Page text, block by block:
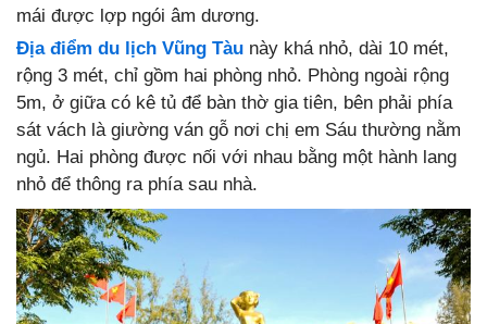
mái được lợp ngói âm dương.
Địa điểm du lịch Vũng Tàu này khá nhỏ, dài 10 mét,
rộng 3 mét, chỉ gồm hai phòng nhỏ. Phòng ngoài rộng
5m, ở giữa có kê tủ để bàn thờ gia tiên, bên phải phía
sát vách là giường ván gỗ nơi chị em Sáu thường nằm
ngủ. Hai phòng được nối với nhau bằng một hành lang
nhỏ để thông ra phía sau nhà.